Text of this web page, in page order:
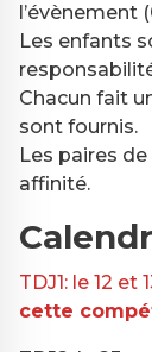
l’évènement
Les enfants
Chacun fait
sont fournis.
Les paires
affinité.
TDJ1: le 12 et
cette